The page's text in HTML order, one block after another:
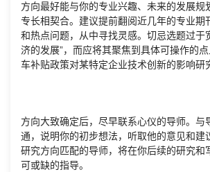
方向最好能与你的专业兴趣、未来的发展规
专长相契合。建议提前翻阅近几年的专业期
和热点问题，从中寻找灵感。切忌选题过于
济的发展”，而应将其聚焦到具体可操作的
车补贴政策对某特定企业技术创新的影响研究
方向大致确定后，尽早联系心仪的导师。与
通，说明你的初步想法，听取他的意见和建
研究方向匹配的导师，将在你后续的研究和
可或缺的指导。